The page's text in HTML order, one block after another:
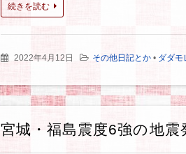
続きを読む
2022年4月12日 その他日記とか • ダダモ
宮城・福島震度6強の地